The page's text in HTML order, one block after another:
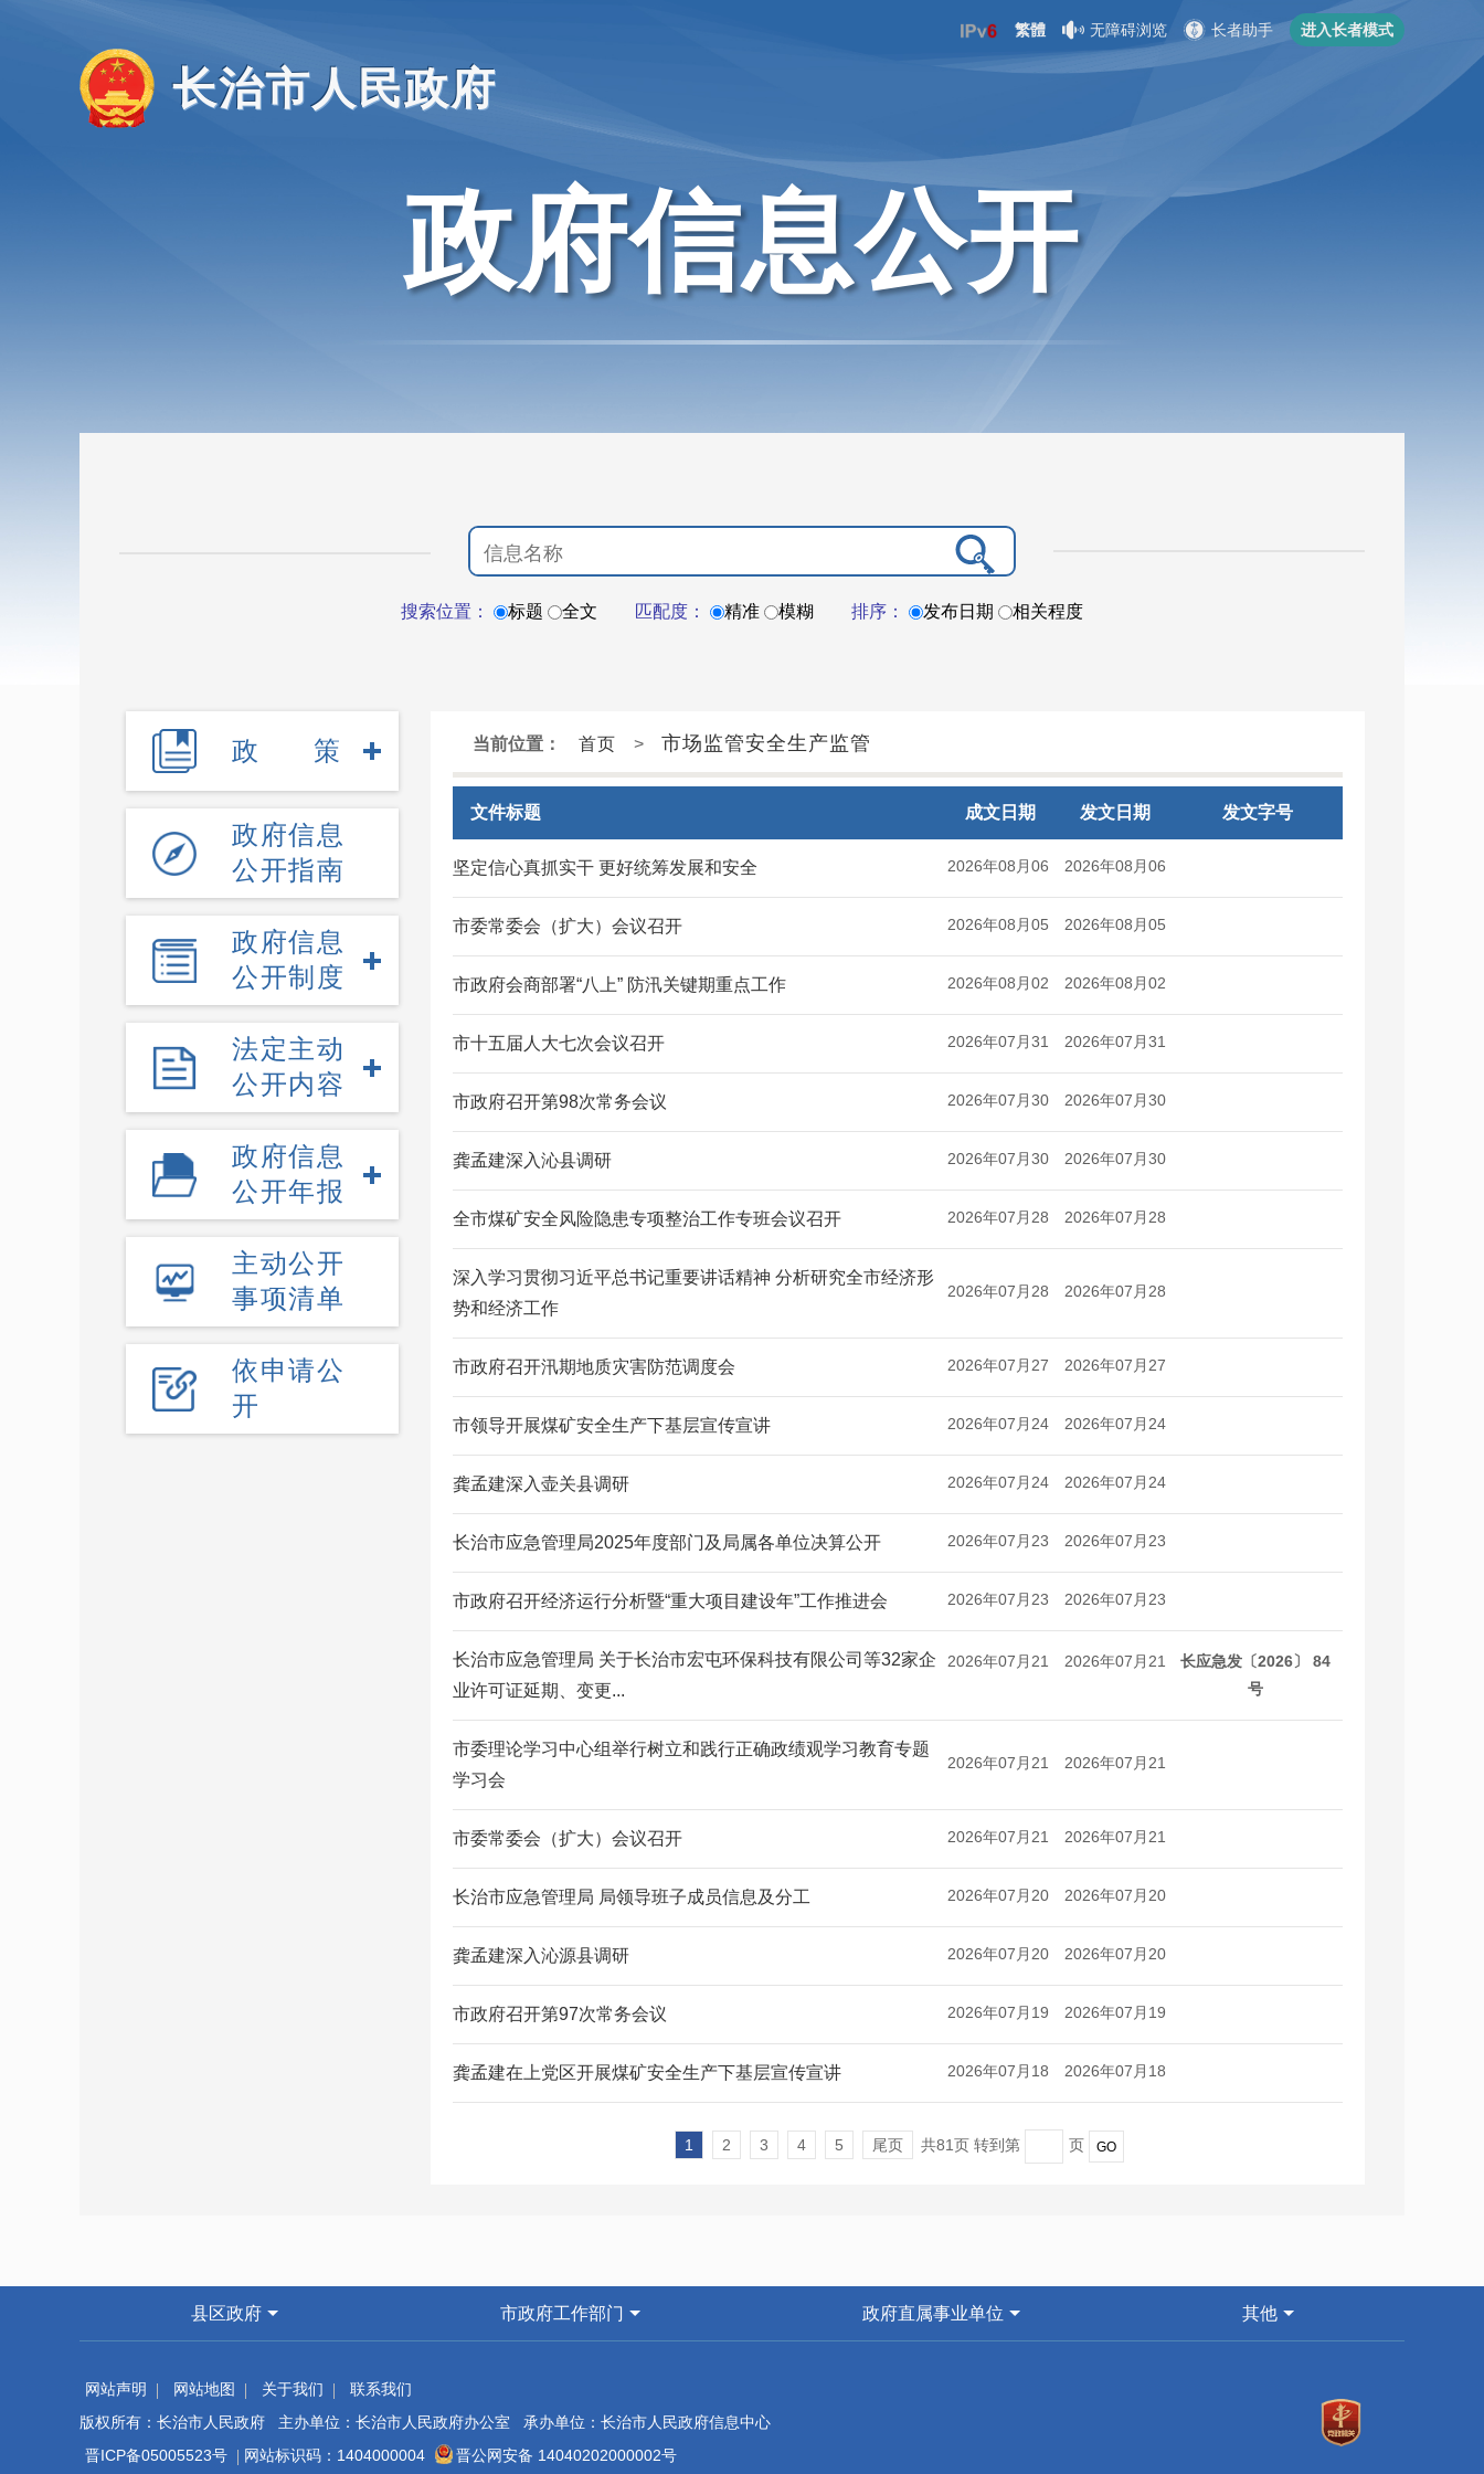
长治市人民政府
繁體 无障碍浏览 长者助手 进入长者模式
政府信息公开
搜索位置： 标题 全文 匹配度： 精准 模糊 排序： 发布日期 相关程度
政策
政府信息
公开指南
政府信息
公开制度
法定主动
公开内容
政府信息
公开年报
主动公开
事项清单
依申请公
开
当前位置： 首页 > 市场监管安全生产监管
文件标题 成文日期 发文日期 发文字号
坚定信心真抓实干 更好统筹发展和安全
2026年08月06
日
2026年08月06
日
市委常委会（扩大）会议召开
2026年08月05
日
2026年08月05
日
市政府会商部署“八上” 防汛关键期重点工作
2026年08月02
日
2026年08月02
日
市十五届人大七次会议召开
2026年07月31
日
2026年07月31
日
市政府召开第98次常务会议
2026年07月30
日
2026年07月30
日
龚孟建深入沁县调研
2026年07月30
日
2026年07月30
日
全市煤矿安全风险隐患专项整治工作专班会议召开
2026年07月28
日
2026年07月28
日
深入学习贯彻习近平总书记重要讲话精神 分析研究全市经济形
势和经济工作
2026年07月28
2026年07月28
市政府召开汛期地质灾害防范调度会
2026年07月27
日
2026年07月27
日
市领导开展煤矿安全生产下基层宣传宣讲
2026年07月24
日
2026年07月24
日
龚孟建深入壶关县调研
2026年07月24
日
2026年07月24
日
长治市应急管理局2025年度部门及局属各单位决算公开
2026年07月23
日
2026年07月23
日
市政府召开经济运行分析暨“重大项目建设年”工作推进会
2026年07月23
日
2026年07月23
日
长治市应急管理局 关于长治市宏屯环保科技有限公司等32家企
业许可证延期、变更...
2026年07月21
2026年07月21
长应急发〔2026〕 84
号
市委理论学习中心组举行树立和践行正确政绩观学习教育专题
学习会
2026年07月21
2026年07月21
市委常委会（扩大）会议召开
2026年07月21
日
2026年07月21
日
长治市应急管理局 局领导班子成员信息及分工
2026年07月20
日
2026年07月20
日
龚孟建深入沁源县调研
2026年07月20
日
2026年07月20
日
市政府召开第97次常务会议
2026年07月19
日
2026年07月19
日
龚孟建在上党区开展煤矿安全生产下基层宣传宣讲
2026年07月18
日
2026年07月18
日
1 2 3 4 5 尾页 共81页 转到第 页
县区政府 市政府工作部门 政府直属事业单位 其他
网站声明 网站地图 关于我们
联系我们
版权所有：长治市人民政府 主办单位：长治市人民政府办公室 承办单位：长治市人民政府信息中心
晋ICP备05005523号
网站标识码：1404000004 晋公网安备 14040202000002号